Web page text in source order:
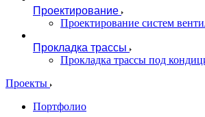
Проектирование
Проектирование систем
Прокладка трассы
Прокладка трассы под
Проекты
Портфолио